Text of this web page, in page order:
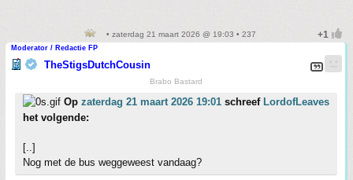
• zaterdag 21 maart 2026 @ 19:03 • 237
Moderator / Redactie FP
TheStigsDutchCousin
Brabo Bastard
Op zaterdag 21 maart 2026 19:01 schreef LordofLeaves
het volgende:
[..]
Nog met de bus weggeweest vandaag?